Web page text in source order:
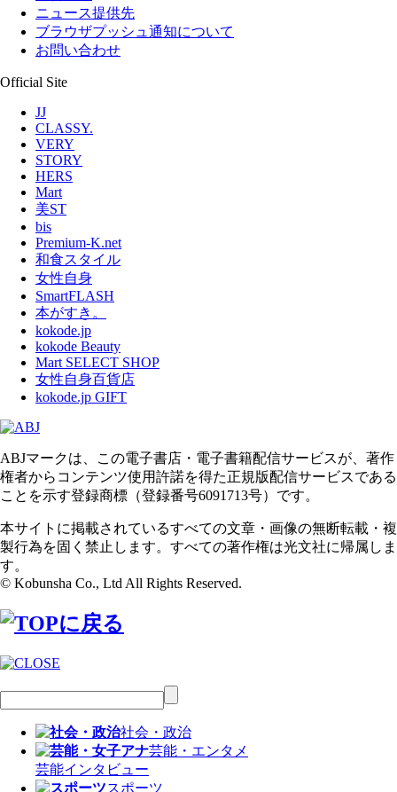
ニュース提供先
ブラウザプッシュ通知について
お問い合わせ
Official Site
JJ
CLASSY.
VERY
STORY
HERS
Mart
美ST
bis
Premium-K.net
和食スタイル
女性自身
SmartFLASH
本がすき。
kokode.jp
kokode Beauty
Mart SELECT SHOP
女性自身百貨店
kokode.jp GIFT
ABJマークは、この電子書店・電子書籍配信サービスが、著作
権者からコンテンツ使用許諾を得た正規版配信サービスである
ことを示す登録商標（登録番号6091713号）です。
本サイトに掲載されているすべての文章・画像の無断転載・複
製行為を固く禁止します。すべての著作権は光文社に帰属しま
す。
© Kobunsha Co., Ltd All Rights Reserved.
社会・政治
芸能・エンタメ
芸能インタビュー
スポーツ